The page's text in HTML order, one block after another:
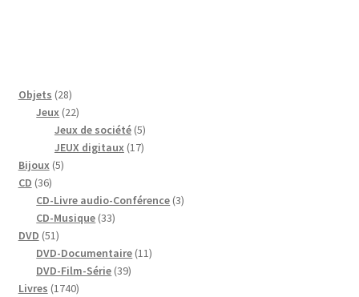
Objets 2828
produits
Jeux 2222
produits
Jeux de société 55
produits
JEUX digitaux 1717
Bijoux 55
CD 3636
produits
CD-Livre audio-Conférence 33
CD-Musique 3333
DVD 5151
produits
DVD-Documentaire 1111
DVD-Film-Série 3939
Livres 17401740